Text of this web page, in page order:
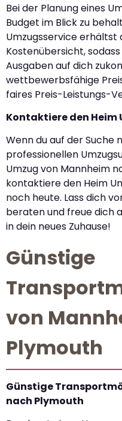
Bei der Planung eines
Budget im Blick zu
Umzugsservice
Kostenübersicht,
Ausgaben auf dich
wettbewerbsfähige
faires Preis-Leistungs-
Kontaktiere den Heim
Wenn du auf der Suche
professionellen
Umzug von Mannheim
kontaktiere den Heim
noch heute. Lass dich
beraten und freue dich
in dein neues Zuhause!
Günstige
von
Plymouth
Günstige
nach Plymouth